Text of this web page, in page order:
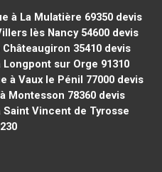
à La Mulatière 69350 devis
lès Nancy 54600devis
35410devis
sur Orge 91310
à Vaux le Pénil 77000 devis
Montesson 78360devis
Vincent de Tyrosse